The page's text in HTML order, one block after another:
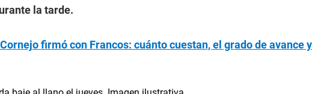
la tarde.
firmó con Francos: cuánto cuestan, el grado de avance y